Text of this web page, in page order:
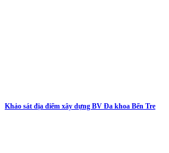
Khảo sát địa điểm xây dựng BV Đa khoa Bến Tre